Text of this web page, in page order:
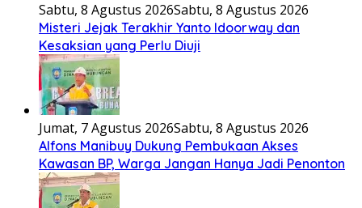
Sabtu, 8 Agustus 2026Sabtu, 8 Agustus 2026
Misteri Jejak Terakhir Yanto Idoorway dan
Kesaksian yang Perlu Diuji
Jumat, 7 Agustus 2026Sabtu, 8 Agustus 2026
Alfons Manibuy Dukung Pembukaan Akses
Kawasan BP, Warga Jangan Hanya Jadi Penonton